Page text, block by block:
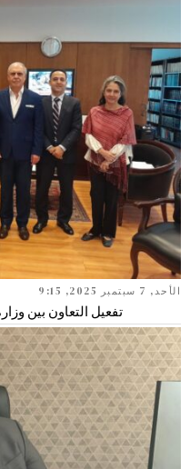
الأحد, 7 سبتمبر 2025, 9:15
تفعيل التعاون بين